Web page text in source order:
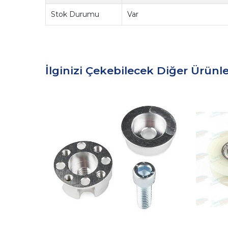
Stok Durumu Var
İlginizi Çekebilecek Diğer